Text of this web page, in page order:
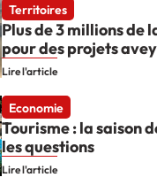
Territoires
Plus de 3 millions de
pour des projets
Lire l'article
Economie
Tourisme : la saison
les questions
Lire l'article